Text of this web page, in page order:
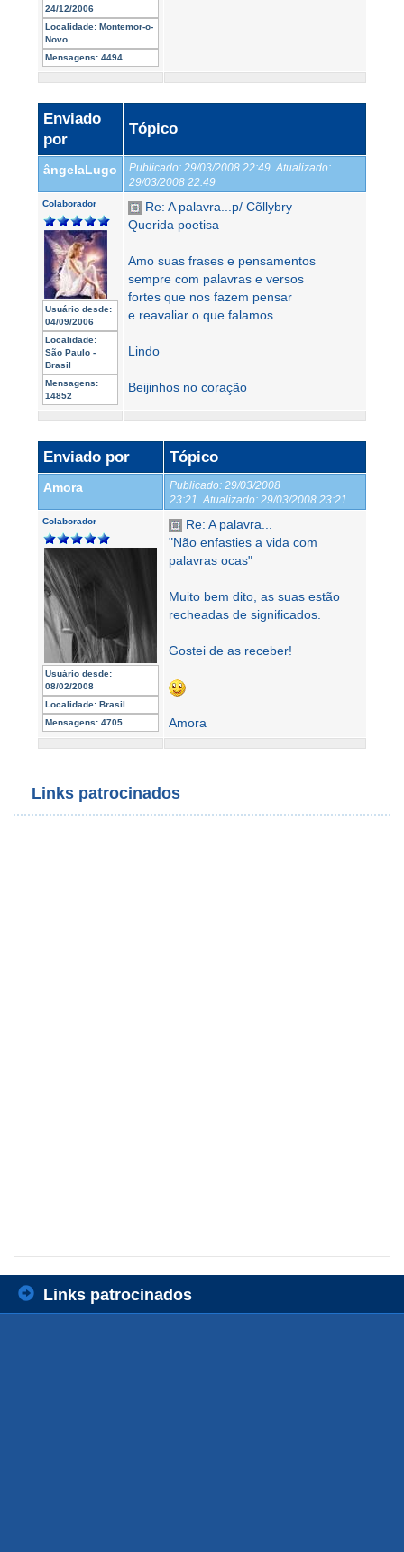
24/12/2006
Localidade: Montemor-o-
Novo
Mensagens: 4494
Enviado
por
Tópico
ângelaLugo Publicado: 29/03/2008 22:49 Atualizado:
29/03/2008 22:49
Colaborador
Usuário desde:
04/09/2006
Localidade:
São Paulo -
Brasil
Mensagens:
14852
Re: A palavra...p/ Cõllybry
Querida poetisa
Amo suas frases e pensamentos
sempre com palavras e versos
fortes que nos fazem pensar
e reavaliar o que falamos
Lindo
Beijinhos no coração
Enviado por Tópico
Amora Publicado: 29/03/2008
23:21 Atualizado: 29/03/2008 23:21
Colaborador
Usuário desde:
08/02/2008
Localidade: Brasil
Mensagens: 4705
Re: A palavra...
"Não enfasties a vida com
palavras ocas"
Muito bem dito, as suas estão
recheadas de significados.
Gostei de as receber!
Amora
Links patrocinados
Links patrocinados